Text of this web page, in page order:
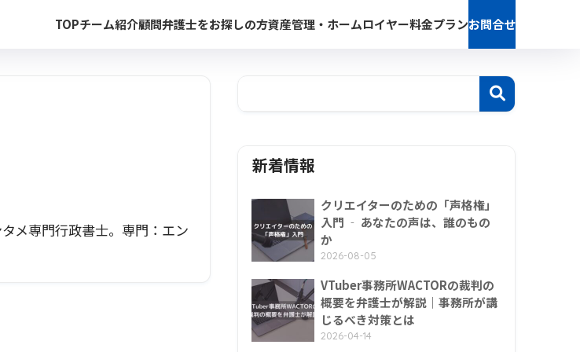
TOPチーム紹介顧問弁護士をお探しの方資産管理・ホームロイヤー料金プランお問合せ
メ専門行政書士。専門：エン
新着情報
クリエイターのための「声格権」
入門 ‐ あなたの声は、誰のもの
か
2026-08-05
VTuber事務所WACTORの裁判の
概要を弁護士が解説｜事務所が講
じるべき対策とは
2026-04-14